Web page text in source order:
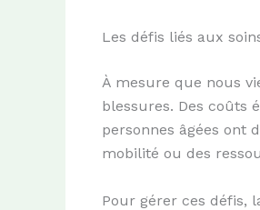
Les défis liés aux
À mesure que nous
blessures. Des coûts
personnes âgées ont
mobilité ou des
Pour gérer ces défis,